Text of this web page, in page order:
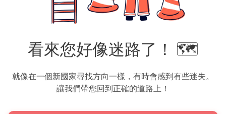
看來您好像迷路了！ 🗺️
就像在一個新國家尋找方向一樣，有時會感到有些迷失。
讓我們帶您回到正確的道路上！